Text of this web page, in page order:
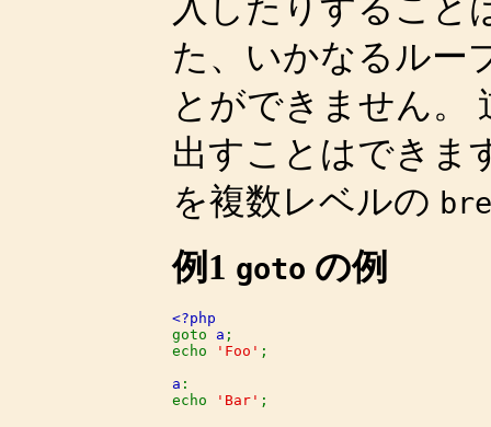
入したりすること
た、いかなるルー
とができません。
出すことはできま
を複数レベルの
例1 goto の例
goto a ;
echo
'Foo' ;
a :
echo
'Bar' ;